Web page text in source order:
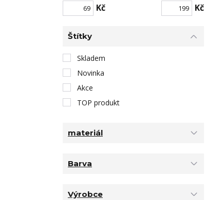
Kč Kč
Štítky
Skladem
Novinka
Akce
TOP produkt
materiál
Barva
Výrobce